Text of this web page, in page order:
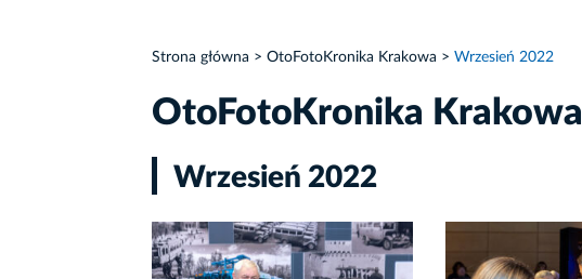
Strona główna OtoFotoKronika Krakowa Wrzesień 2022
OtoFotoKronika Krakowa
Wrzesień 2022